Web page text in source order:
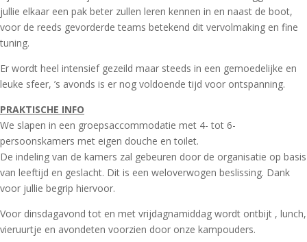
jullie elkaar een pak beter zullen leren kennen in en naast de boot,
voor de reeds gevorderde teams betekend dit vervolmaking en fine
tuning.
Er wordt heel intensief gezeild maar steeds in een gemoedelijke en
leuke sfeer, ’s avonds is er nog voldoende tijd voor ontspanning.
PRAKTISCHE INFO
We slapen in een groepsaccommodatie met 4- tot 6-
persoonskamers met eigen douche en toilet.
De indeling van de kamers zal gebeuren door de organisatie op basis
van leeftijd en geslacht. Dit is een weloverwogen beslissing. Dank
voor jullie begrip hiervoor.
Voor dinsdagavond tot en met vrijdagnamiddag wordt ontbijt , lunch,
vieruurtje en avondeten voorzien door onze kampouders.